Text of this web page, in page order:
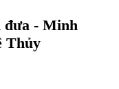
đưa - Minh
Thủy